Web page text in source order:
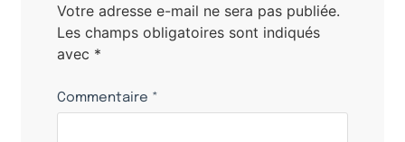
Votre adresse e-mail ne sera pas publiée.
Les champs obligatoires sont indiqués
avec *
Commentaire *